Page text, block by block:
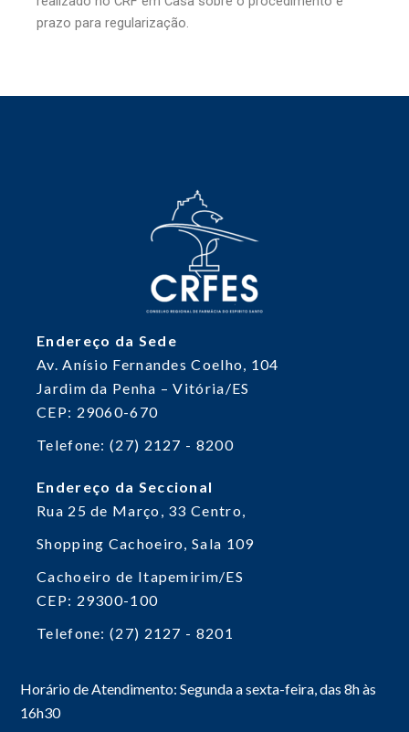
prazo para regularização.
Endereço da Sede
Av. Anísio Fernandes Coelho, 104
Jardim da Penha – Vitória/ES
CEP: 29060-670
Telefone: (27) 2127 - 8200
Endereço da Seccional
Rua 25 de Março, 33Centro,
Shopping Cachoeiro, Sala 109
Cachoeiro de Itapemirim/ES
CEP: 29300-100
Telefone: (27) 2127 - 8201
Horário de Atendimento: Segunda a sexta-feira, das 8h às
16h30